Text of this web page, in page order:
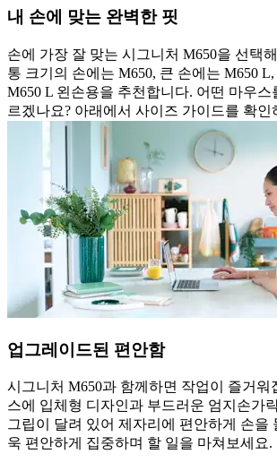
내 손에 맞는 완벽한 핏
손에 가장 잘 맞는 시그니처 M650을 선택
통 크기의 손에는 M650, 큰 손에는 M650
M650 L 왼손용을 추천합니다. 어떤 마우스
르겠나요? 아래에서 사이즈 가이드를 확인
업그레이드된 편안함
시그니처 M650과 함께하면 작업이 즐거워
스에 입체형 디자인과 부드러운 엄지손가
그립이 달려 있어 제자리에 편안하게 손을
욱 편안하게 집중하며 할 일을 마쳐보세요.